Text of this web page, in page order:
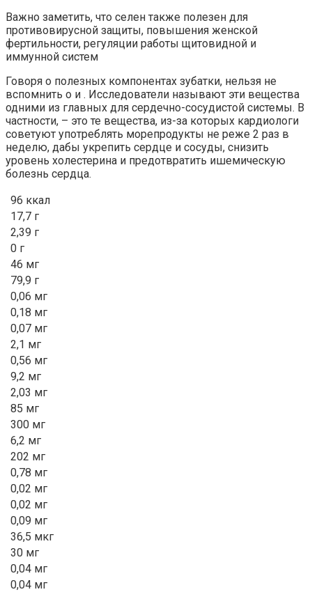
Важно заметить, что селен также полезен для
противовирусной защиты, повышения женской
фертильности, регуляции работы щитовидной и
иммунной систем
Говоря о полезных компонентах зубатки, нельзя не
вспомнить о и . Исследователи называют эти вещества
одними из главных для сердечно-сосудистой системы. В
частности, – это те вещества, из-за которых кардиологи
советуют употреблять морепродукты не реже 2 раз в
неделю, дабы укрепить сердце и сосуды, снизить
уровень холестерина и предотвратить ишемическую
болезнь сердца.
96 ккал
17,7 г
2,39 г
0 г
46 мг
79,9 г
0,06 мг
0,18 мг
0,07 мг
2,1 мг
0,56 мг
9,2 мг
2,03 мг
85 мг
300 мг
6,2 мг
202 мг
0,78 мг
0,02 мг
0,02 мг
0,09 мг
36,5 мкг
30 мг
0,04 мг
0,04 мг